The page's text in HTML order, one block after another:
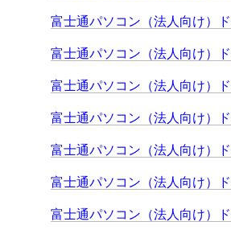
富士通パソコン（法人向け）
富士通パソコン（法人向け）
富士通パソコン（法人向け）
富士通パソコン（法人向け）
富士通パソコン（法人向け）
富士通パソコン（法人向け）
富士通パソコン（法人向け）